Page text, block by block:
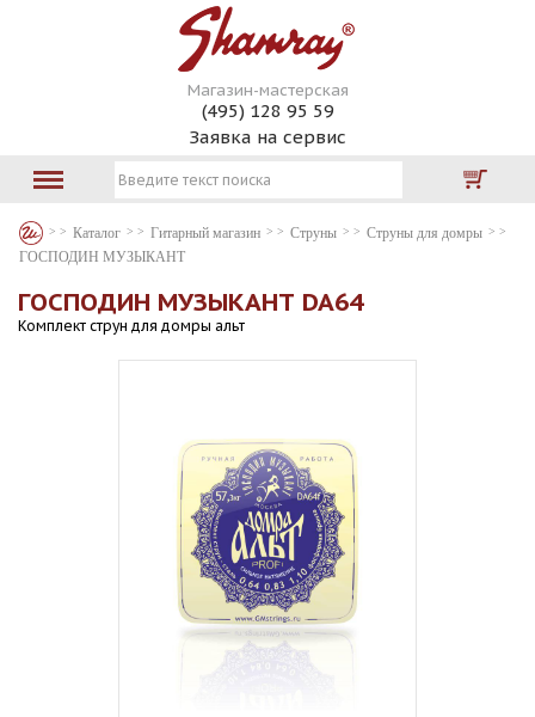
Магазин-мастерская
(495) 128 95 59
Заявка на сервис
Каталог Гитарный магазин Струны
Струны для домры
ГОСПОДИН МУЗЫКАНТ
ГОСПОДИН МУЗЫКАНТ DA64
Комплект струн для домры альт